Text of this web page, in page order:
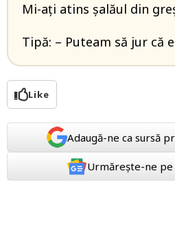
Mi-ați atins șalăul din
Tipă: – Puteam să jur că
Like
Adaugă-ne ca sursă
Urmărește-ne pe